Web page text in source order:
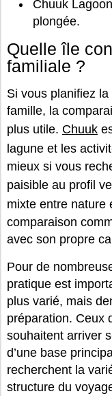
Chuuk
plongée.
Quelle île
familiale ?
Si vous planifiez
famille, la
plus utile. Chuuk
lagune et les
mieux si vous
paisible au profil
mixte entre nature
comparaison
avec son propre
Pour de
pratique est
plus varié, mais
préparation. Ceux
souhaitent arriver
d’une base
recherchent la
structure du